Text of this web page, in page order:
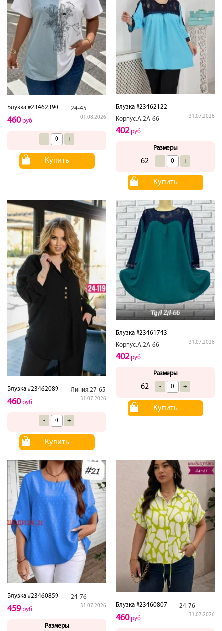
Блузка #23462390 24-45
01.08.2026
460руб
- +
Купить
Блузка #23462122
Корпус.А.2А-66
31.07.2026
402руб
Размеры
62 - +
Купить
Блузка #23462089 Линия.27-65
31.07.2026
460руб
- +
Купить
Блузка #23461743
Корпус.А.2А-66
31.07.2026
402руб
Размеры
62 - +
Купить
Блузка #23460859 24-76
31.07.2026
459руб
Размеры
Блузка #23460807 24-76
31.07.2026
460руб